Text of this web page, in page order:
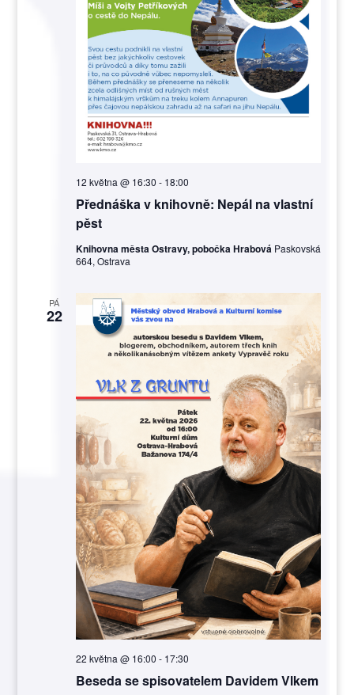
Přednáška v knihovně: Nepál na vlastní
pěst
12 května @ 16:30 - 18:00
Knihovna města Ostravy, pobočka Hrabová Paskovská
664, Ostrava
PÁ
22
Beseda se spisovatelem Davidem Vlkem
22 května @ 16:00 - 17:30